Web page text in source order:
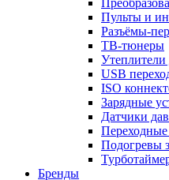
Пульты и
Разъёмы-
ТВ-тюнеры
Утеплители
USB
ISO
Зарядные
Датчики
Подогревы
Бренды